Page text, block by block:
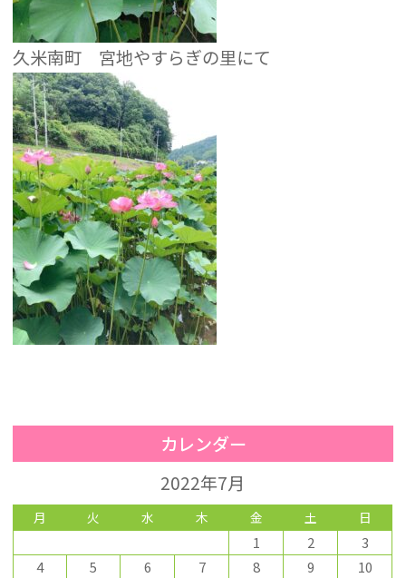
久米南町 宮地やすらぎの里にて
カレンダー
2022年7月
月 火 水 木 金 土 日
1 2
3
4
5 6 7 8 9 10